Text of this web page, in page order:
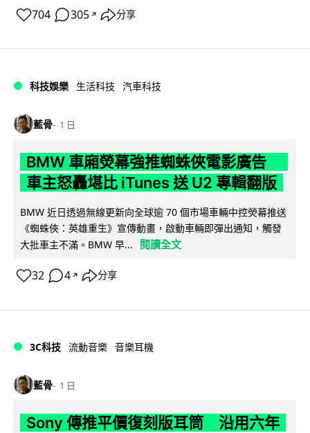
704 305 ↗ 分享
科技娛樂 生活科技 汽車科技
藍骨 1 日
BMW 車廂熒幕強推蜘蛛俠電影廣告
車主怒轟堪比 iTunes 送 U2 專輯翻版
BMW 近日透過無線更新向全球逾 70 個市場車輛中控熒幕推送
《蜘蛛俠：英雄重生》宣傳動畫，啟動車輛即彈出通知，觸發
大批車主不滿。BMW 早...
閱讀全文
32 4 ↗ 分享
3C科技 流動音樂 音樂耳機
藍骨 1 日
Sony 傳推平價復刻版耳筒 沿用六年